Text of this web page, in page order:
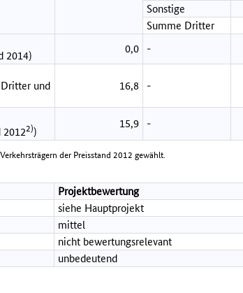
Sonstige
Summe Dritter
2014)
0,0 -
und
16,8 -
20122))
15,9 -
der Preisstand 2012 gewählt.
Projektbewertung
siehe Hauptprojekt
mittel
nicht bewertungsrelevant
unbedeutend